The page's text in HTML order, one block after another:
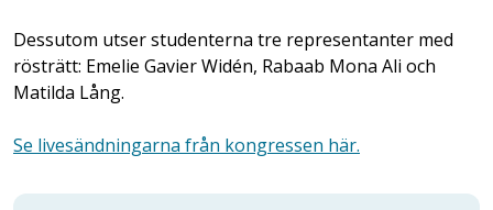
Dessutom utser studenterna tre representanter med
rösträtt: Emelie Gavier Widén, Rabaab Mona Ali och
Matilda Lång.
Se livesändningarna från kongressen här.